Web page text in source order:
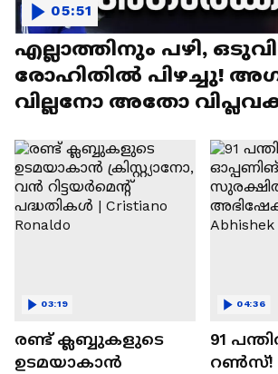
എല്ലാത്തിനും പഴി,
രോഹിതില്‍ പിഴച്ചു!
വില്ലനോ അതോ
05:51
രണ്ട്‌ ക്ലബ്ബുകളുടെ
ഉടമയാകാന്‍
03:19
91
റണ്‍സ്!
04:36